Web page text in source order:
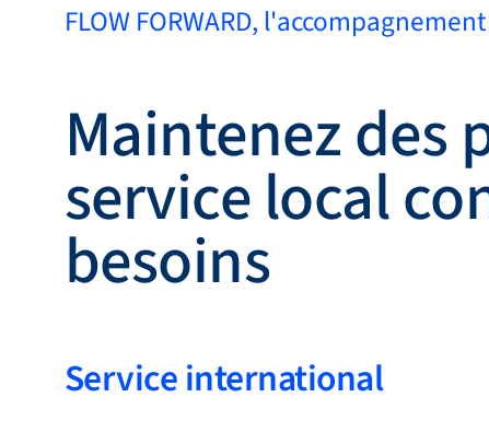
Produits
Service et
assistance
Académie Flow
Bronkhorst
Contact
FLOW FORWARD,
Maintenez des
service local
besoins
Service international